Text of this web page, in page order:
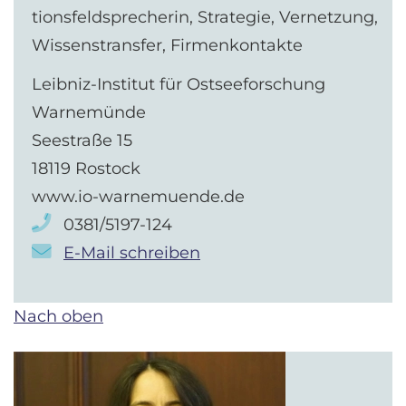
tionsfeldsprecherin, Strategie, Vernetzung,
Wissenstransfer, Firmenkontakte
Leibniz-Institut für Ostseeforschung
Warnemünde
Seestraße 15
18119 Rostock
www.io-warnemuende.de
0381/5197-124
E-Mail schreiben
Nach oben